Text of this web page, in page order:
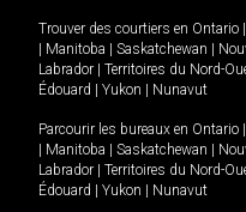
Trouver des courtiers en Ontario
Manitoba Saskatchewan
Labrador
Territoires du Nord-
Édouard
Yukon Nunavut
Parcourir les bureaux en Ontario
Manitoba Saskatchewan
Labrador
Territoires du Nord-
Édouard
Yukon Nunavut